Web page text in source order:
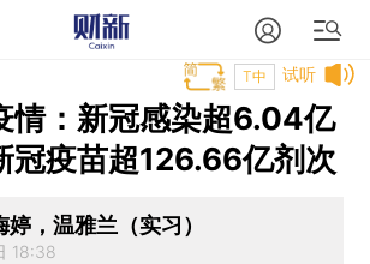
试听
T中
情：新冠感染超6.04亿
冠疫苗超126.66亿剂次
，温雅兰（实习）
18:38